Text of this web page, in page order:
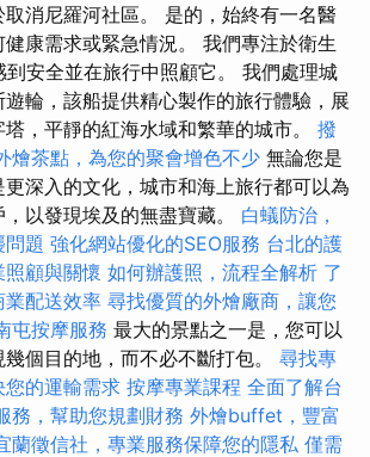
消尼羅河社區。 是的，始終有一名醫
康需求或緊急情況。 我們專注於衛生
安全並在旅行中照顧它。 我們處理城
輪，該船提供精心製作的旅行體驗，展
，平靜的紅海水域和繁華的城市。 撥
燴茶點，為您的聚會增色不少 無論您是
深入的文化，城市和海上旅行都可以為
以發現埃及的無盡寶藏。 白蟻防治，
題 強化網站優化的SEO服務 台北的護
顧與關懷 如何辦護照，流程全解析 了
業配送效率 尋找優質的外燴廠商，讓您
屯按摩服務 最大的景點之一是，您可以
個目的地，而不必不斷打包。 尋找專
的運輸需求 按摩專業課程 全面了解台
務，幫助您規劃財務 外燴buffet，豐富
蘭徵信社，專業服務保障您的隱私 僅需